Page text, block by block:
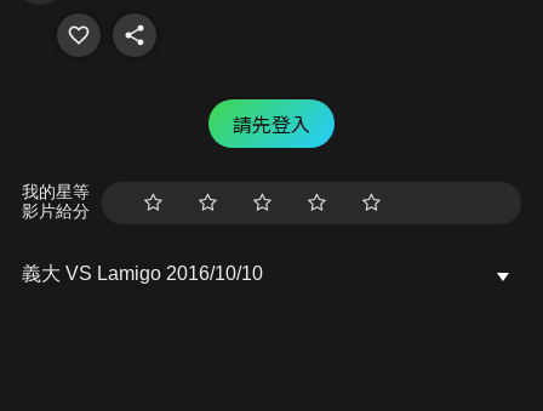
請先登入
我的星等
影片給分
義大 VS Lamigo 2016/10/10